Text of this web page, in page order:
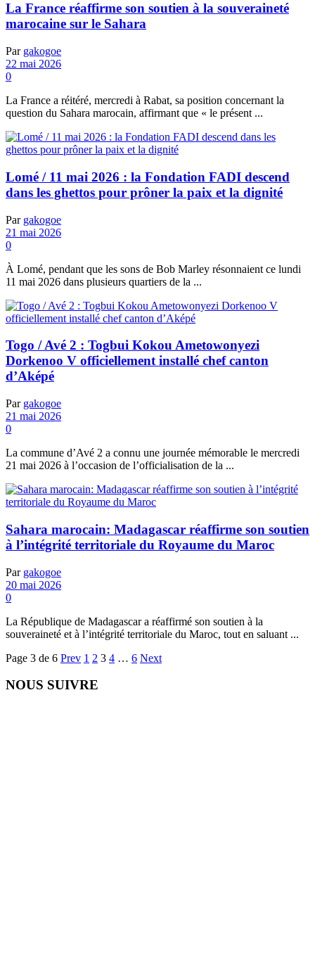
La France réaffirme son soutien à la souveraineté
marocaine sur le Sahara
Par gakogoe
22 mai 2026
0
La France a réitéré, mercredi à Rabat, sa position concernant la
question du Sahara marocain, affirmant que « le présent ...
Lomé / 11 mai 2026 : la Fondation FADI descend
dans les ghettos pour prôner la paix et la dignité
Par gakogoe
21 mai 2026
0
À Lomé, pendant que les sons de Bob Marley résonnaient ce lundi
11 mai 2026 dans plusieurs quartiers de la ...
Togo / Avé 2 : Togbui Kokou Ametowonyezi
Dorkenoo V officiellement installé chef canton
d’Aképé
Par gakogoe
21 mai 2026
0
La commune d’Avé 2 a connu une journée mémorable le mercredi
21 mai 2026 à l’occasion de l’officialisation de la ...
Sahara marocain: Madagascar réaffirme son soutien
à l’intégrité territoriale du Royaume du Maroc
Par gakogoe
20 mai 2026
0
La République de Madagascar a réaffirmé son soutien à la
souveraineté et à l’intégrité territoriale du Maroc, tout en saluant ...
Page 3 de 6 Prev 1 2 3 4 … 6 Next
NOUS SUIVRE